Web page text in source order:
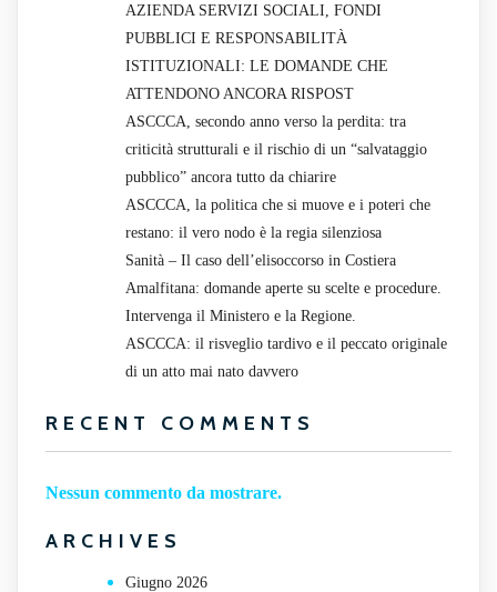
AZIENDA SERVIZI SOCIALI, FONDI
PUBBLICI E RESPONSABILITÀ
ISTITUZIONALI: LE DOMANDE CHE
ATTENDONO ANCORA RISPOST
ASCCCA, secondo anno verso la perdita: tra
criticità strutturali e il rischio di un “salvataggio
pubblico” ancora tutto da chiarire
ASCCCA, la politica che si muove e i poteri che
restano: il vero nodo è la regia silenziosa
Sanità – Il caso dell’elisoccorso in Costiera
Amalfitana: domande aperte su scelte e procedure.
Intervenga il Ministero e la Regione.
ASCCCA: il risveglio tardivo e il peccato originale
di un atto mai nato davvero
RECENT COMMENTS
Nessun commento da mostrare.
ARCHIVES
Giugno 2026